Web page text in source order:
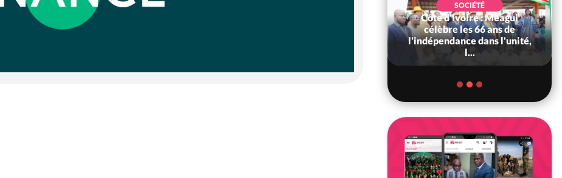
SOCIÉTÉ
Côte d'Ivoire : Méagui
célèbre les 66 ans de
l'indépendance dans l'unité,
l...